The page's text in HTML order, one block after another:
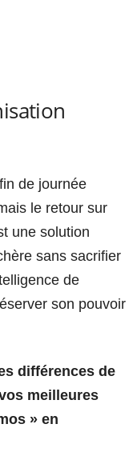
de journée
le retour sur
une solution
sans sacrifier
de
son pouvoir
différences de
meilleures
» en